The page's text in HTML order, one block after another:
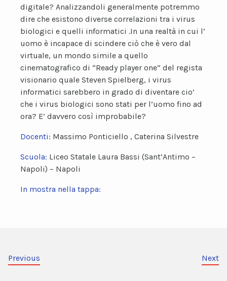
digitale? Analizzandoli generalmente potremmo
dire che esistono diverse correlazioni tra i virus
biologici e quelli informatici .In una realtà in cui l’
uomo è incapace di scindere ciò che è vero dal
virtuale, un mondo simile a quello
cinematografico di “Ready player one” del regista
visionario quale Steven Spielberg, i virus
informatici sarebbero in grado di diventare cio’
che i virus biologici sono stati per l’uomo fino ad
ora? E’ davvero così improbabile?
Docenti: Massimo Ponticiello , Caterina Silvestre
Scuola: Liceo Statale Laura Bassi (Sant’Antimo –
Napoli) – Napoli
In mostra nella tappa:
Previous Next